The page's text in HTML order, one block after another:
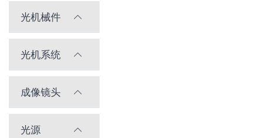
光机械件
光机系统
成像镜头
光源